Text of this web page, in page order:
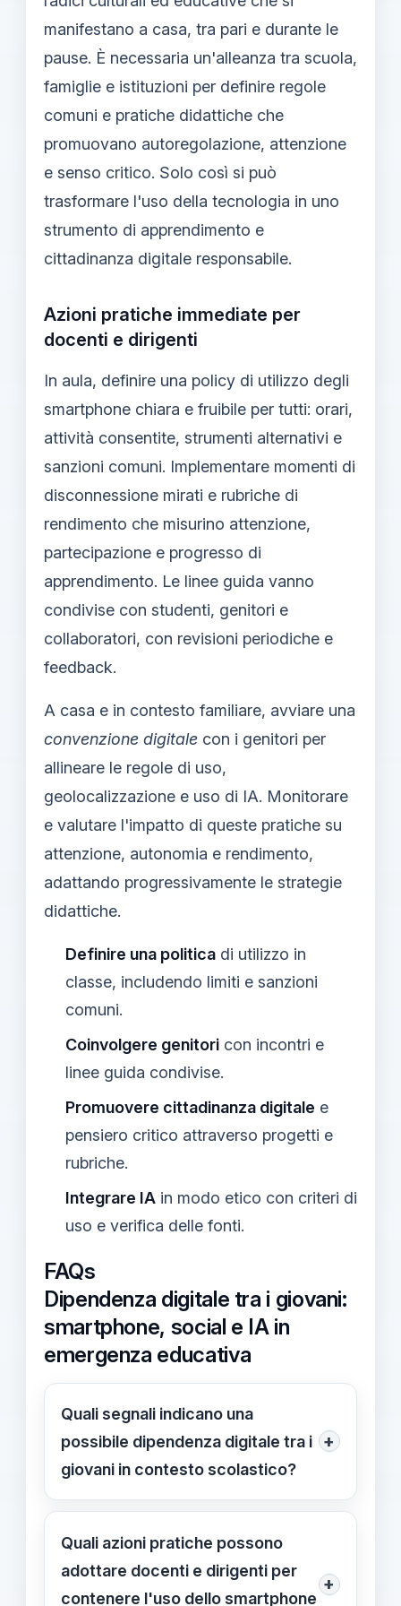
manifestano a casa, tra pari e durante le
pause. È necessaria un'alleanza tra scuola,
famiglie e istituzioni per definire regole
comuni e pratiche didattiche che
promuovano autoregolazione, attenzione
e senso critico. Solo così si può
trasformare l'uso della tecnologia in uno
strumento di apprendimento e
cittadinanza digitale responsabile.
Azioni pratiche immediate per
docenti e dirigenti
In aula, definire una policy di utilizzo degli
smartphone chiara e fruibile per tutti: orari,
attività consentite, strumenti alternativi e
sanzioni comuni. Implementare momenti di
disconnessione mirati e rubriche di
rendimento che misurino attenzione,
partecipazione e progresso di
apprendimento. Le linee guida vanno
condivise con studenti, genitori e
collaboratori, con revisioni periodiche e
feedback.
A casa e in contesto familiare, avviare una
convenzione digitale con i genitori per
allineare le regole di uso,
geolocalizzazione e uso di IA. Monitorare
e valutare l'impatto di queste pratiche su
attenzione, autonomia e rendimento,
adattando progressivamente le strategie
didattiche.
Definire una politica di utilizzo in
classe, includendo limiti e sanzioni
comuni.
Coinvolgere genitori con incontri e
linee guida condivise.
Promuovere cittadinanza digitale e
pensiero critico attraverso progetti e
rubriche.
Integrare IA in modo etico con criteri di
uso e verifica delle fonti.
FAQs
Dipendenza digitale tra i giovani:
smartphone, social e IA in
emergenza educativa
Quali segnali indicano una
possibile dipendenza digitale tra i
giovani in contesto scolastico?
+
Segnali comuni includono difficoltà di
attenzione durante le lezioni,
frequente controllo del telefono e
partecipazione ridotta. Altre
Quali azioni pratiche possono
adottare docenti e dirigenti per
contenere l'uso dello smartphone
+